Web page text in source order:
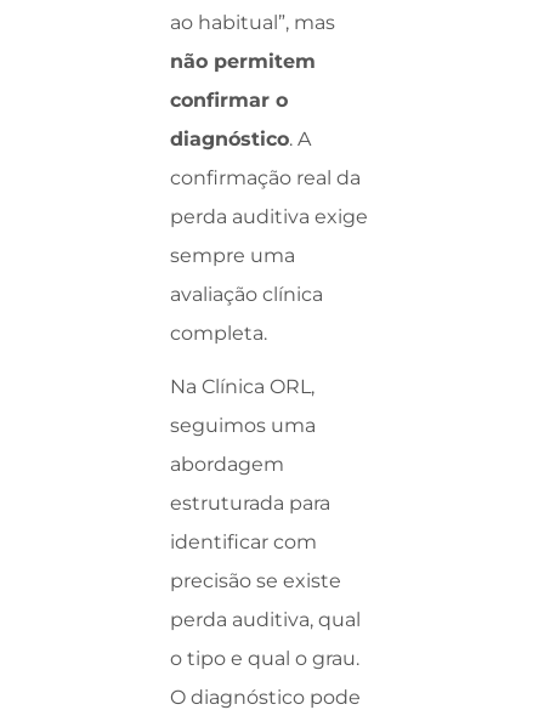
ao habitual”, mas
não permitem
confirmar o
diagnóstico. A
confirmação real da
perda auditiva exige
sempre uma
avaliação clínica
completa.
Na Clínica ORL,
seguimos uma
abordagem
estruturada para
identificar com
precisão se existe
perda auditiva, qual
o tipo e qual o grau.
O diagnóstico pode